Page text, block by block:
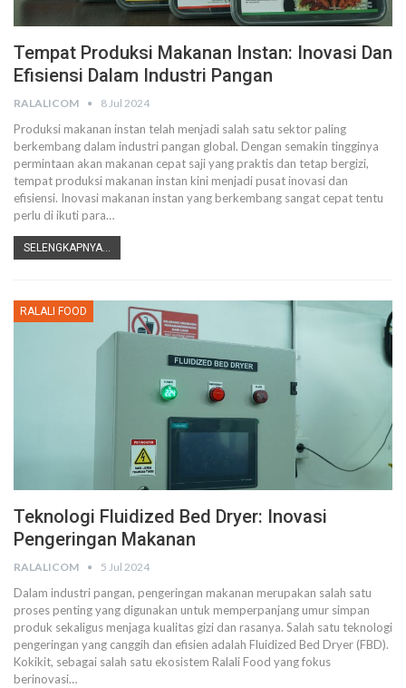
Tempat Produksi Makanan Instan: Inovasi Dan
Efisiensi Dalam Industri Pangan
RALALICOM 8 Jul 2024
Produksi makanan instan telah menjadi salah satu sektor paling
berkembang dalam industri pangan global. Dengan semakin tingginya
permintaan akan makanan cepat saji yang praktis dan tetap bergizi,
tempat produksi makanan instan kini menjadi pusat inovasi dan
efisiensi. Inovasi makanan instan yang berkembang sangat cepat tentu
perlu di ikuti para…
SELENGKAPNYA...
RALALI FOOD
Teknologi Fluidized Bed Dryer: Inovasi
Pengeringan Makanan
RALALICOM 5 Jul 2024
Dalam industri pangan, pengeringan makanan merupakan salah satu
proses penting yang digunakan untuk memperpanjang umur simpan
produk sekaligus menjaga kualitas gizi dan rasanya. Salah satu teknologi
pengeringan yang canggih dan efisien adalah Fluidized Bed Dryer (FBD).
Kokikit, sebagai salah satu ekosistem Ralali Food yang fokus
berinovasi…